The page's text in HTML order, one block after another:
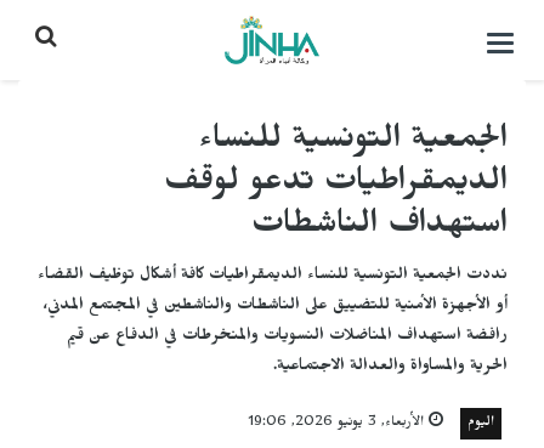
التحكم
الجمعية التونسية للنساء
الديمقراطيات تدعو لوقف
استهداف الناشطات
نددت الجمعية التونسية للنساء الديمقراطيات كافة أشكال توظيف القضاء
أو الأجهزة الأمنية للتضييق على الناشطات والناشطين في المجتمع المدني،
رافضة استهداف المناضلات النسويات والمنخرطات في الدفاع عن قيم
الحرية والمساواة والعدالة الاجتماعية.
اليوم الأربعاء, 3 يونيو 2026, 19:06